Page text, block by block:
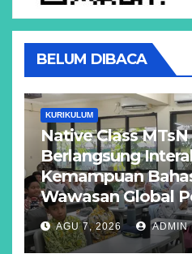
BELUM DIBACA
KURIKULUM
Native Class
Berlangsung
Kemampuan
Wawasan Global
AGU 7, 2026 ADMIN